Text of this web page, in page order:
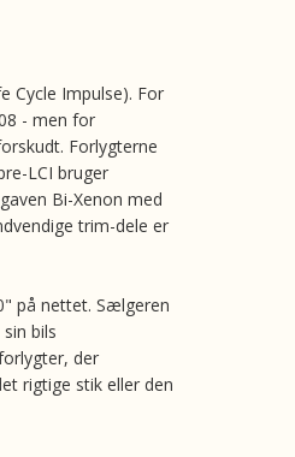
Cycle Impulse). For
- men for
Forlygterne
LCI bruger
Bi-Xenon med
trim-dele er
på nettet. Sælgeren
bils
der
rigtige stik eller den